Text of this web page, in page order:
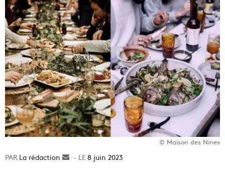
© Maison des Nines
La rédaction
Envoyer8 juin 2023